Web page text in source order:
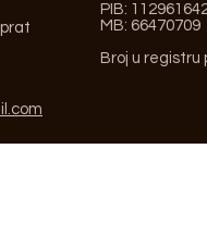
PIB:
MB: 66470709
Broj u registru